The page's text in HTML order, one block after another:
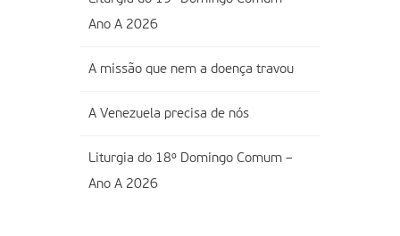
Ano A 2026
A missão que nem a doença travou
A Venezuela precisa de nós
Liturgia do 18º Domingo Comum –
Ano A 2026